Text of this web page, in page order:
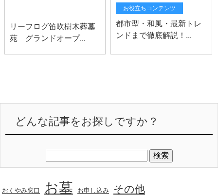
リーフログ笛吹樹木葬墓
苑 グランドオープ...
お役立ちコンテンツ
都市型・和風・最新トレ
ンドまで徹底解説！...
どんな記事をお探しですか？
おくやみ窓口 お墓 お申し込み その他